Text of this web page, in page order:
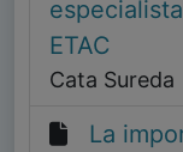
ETAC
Cata Sureda
La